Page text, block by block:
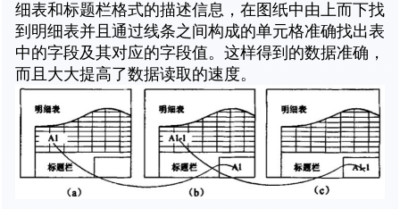
细表和标题栏格式的描述信息，在图纸中由上而下找
到明细表并且通过线条之间构成的单元格准确找出表
中的字段及其对应的字段值。这样得到的数据准确，
而且大大提高了数据读取的速度。